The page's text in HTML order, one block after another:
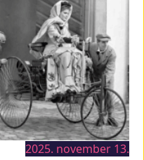
2025. november 13.